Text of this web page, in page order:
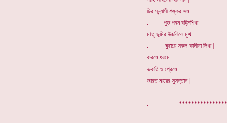
চির সন্ন্যাসী শঙ্কর-সম
. পুত পবন বহ্নিশিখা
মাতৃ ভূমির উজলিলে মুখ
. ঘুছায়ে সকল কালীমা লিখা |
করমে ধরমে
ভকতি ও প্রেমে
ভারত মায়ের সুসন্তান |
.